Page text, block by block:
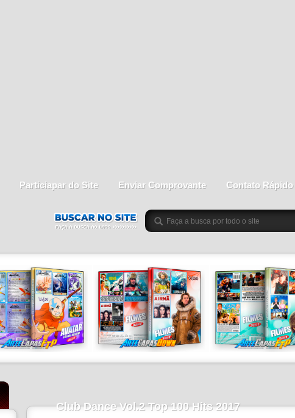
Particiapar do Site Enviar Comprovante Contato Rápido
Club Dance Vol.2 Top 100 Hits 2017